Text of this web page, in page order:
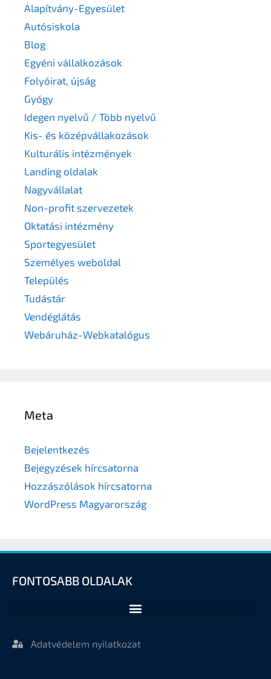
Alapítvány-Egyesület
Autósiskola
Blog
Egyéni vállalkozások
Folyóirat, újság
Gyógy
Idegen nyelvű / Több nyelvű
Kis- és középvállakozások
Kulturális intézmények
Landing oldalak
Nagyvállalat
Non-profit szervezetek
Oktatási intézmény
Sportegyesület
Személyes weboldal
Település
Tudástár
Vendéglátás
Webáruház-Webkatalógus
Meta
Bejelentkezés
Bejegyzések hírcsatorna
Hozzászólások hírcsatorna
WordPress Magyarország
FONTOSABB OLDALAK
Adatvédelem nyilatkozat